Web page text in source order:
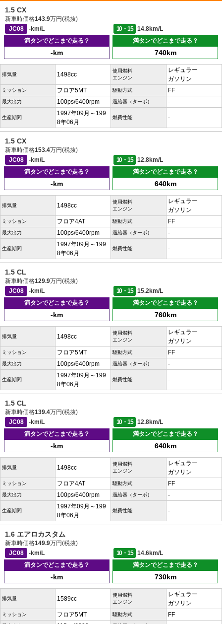
1.5 CX
新車時価格143.9万円(税抜)
JC08
-km/L 10・15
14.8km/L
満タンでどこまで走る？
-km
満タンでどこまで走る？
740km
排気量 1498cc
使用燃料
エンジン
レギュラー
ガソリン
ミッション フロア5MT 駆動方式 FF
最大出力 100ps/6400rpm 過給器（ターボ） -
生産期間
1997年09月～199
8年06月
燃費性能 -
1.5 CX
新車時価格153.4万円(税抜)
JC08
-km/L 10・15
12.8km/L
満タンでどこまで走る？
-km
満タンでどこまで走る？
640km
排気量 1498cc
使用燃料
エンジン
レギュラー
ガソリン
ミッション フロア4AT 駆動方式 FF
最大出力 100ps/6400rpm 過給器（ターボ） -
生産期間
1997年09月～199
8年06月
燃費性能 -
1.5 CL
新車時価格129.9万円(税抜)
JC08
-km/L 10・15
15.2km/L
満タンでどこまで走る？
-km
満タンでどこまで走る？
760km
排気量 1498cc
使用燃料
エンジン
レギュラー
ガソリン
ミッション フロア5MT 駆動方式 FF
最大出力 100ps/6400rpm 過給器（ターボ） -
生産期間
1997年09月～199
8年06月
燃費性能 -
1.5 CL
新車時価格139.4万円(税抜)
JC08
-km/L 10・15
12.8km/L
満タンでどこまで走る？
-km
満タンでどこまで走る？
640km
排気量 1498cc
使用燃料
エンジン
レギュラー
ガソリン
ミッション フロア4AT 駆動方式 FF
最大出力 100ps/6400rpm 過給器（ターボ） -
生産期間
1997年09月～199
8年06月
燃費性能 -
1.6 エアロカスタム
新車時価格149.9万円(税抜)
JC08
-km/L 10・15
14.6km/L
満タンでどこまで走る？
-km
満タンでどこまで走る？
730km
排気量 1589cc
使用燃料
エンジン
レギュラー
ガソリン
ミッション フロア5MT 駆動方式 FF